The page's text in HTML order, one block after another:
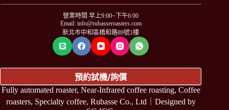
營業時間 早上9:00~下午6:00
Email: info@rubasseroasters.com
新北市中和區橋和路89號1樓
預約試機/詢價
Fully automated roaster, Near-Infrared coffee roasting, Coffee
roasters, Specialty coffee, Rubasse Co., Ltd｜Designed by